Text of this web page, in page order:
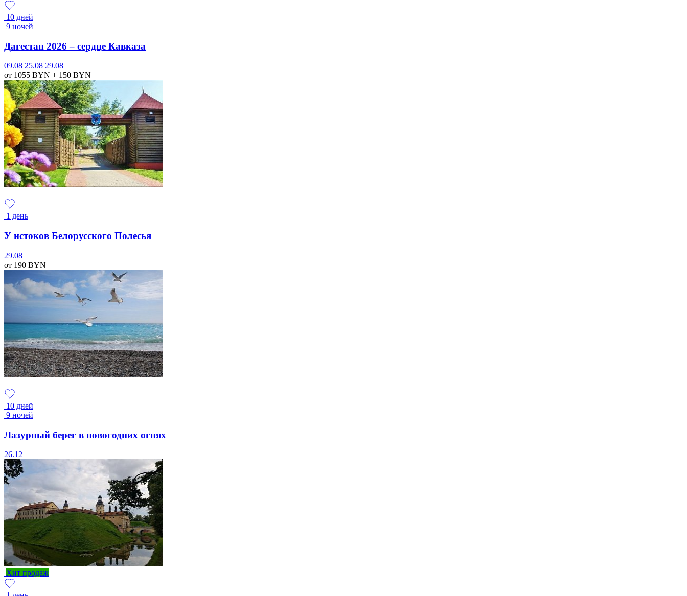
10 дней
9 ночей
Дагестан 2026 – сердце Кавказа
09.08 25.08 29.08
от 1055 BYN + 150 BYN
1 день
У истоков Белорусского Полесья
29.08
от 190 BYN
10 дней
9 ночей
Лазурный берег в новогодних огнях
26.12
Хит продаж